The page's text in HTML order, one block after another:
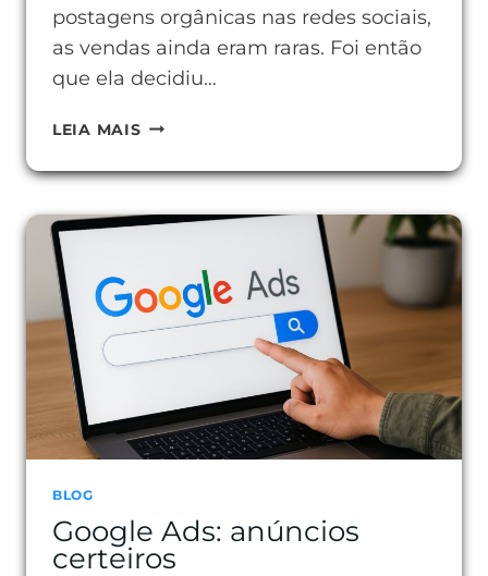
postagens orgânicas nas redes sociais,
as vendas ainda eram raras. Foi então
que ela decidiu…
LEIA MAISCOMO
PAGOS
PARA
VENDER
BLOG
Google Ads: anúncios
certeiros